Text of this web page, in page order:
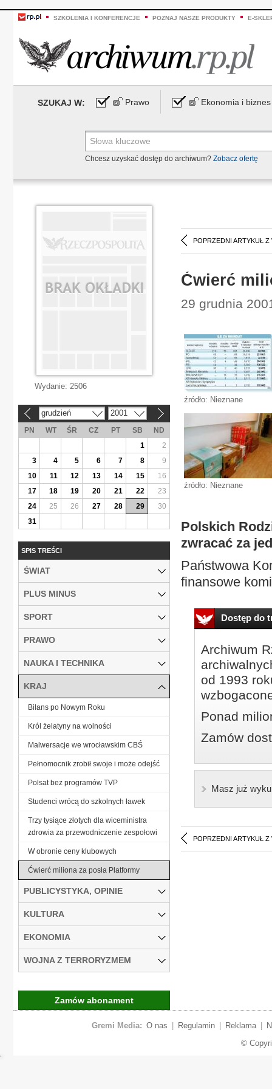
SZKOLENIA I KONFERENCJE POZNAJ NASZE PRODUKTY E-
SZUKAJ W: Prawo Ekonomia i biznes
Chcesz uzyskać dostęp do archiwum? Zobacz ofertę
POPRZEDNI ARTYKUŁ Z
Ćwierć
29 grudnia
źródło: Nieznane
źródło: Nieznane
Polskich
zwracać za
Państwowa
finansowe
Dostęp do
Archiwum
od 1993
Ponad
Zamów
Masz już
POPRZEDNI ARTYKUŁ Z
Wydanie: 2506
grudzień 2001
PN WT ŚR CZ PT SB
ND
1
2
3
4 5 6 7 8
9
10
11 12 13 14 15
16
17
18 19 20 21 22
23
24
25 26 27 28 29
30
31
SPIS TREŚCI
ŚWIAT
PLUS MINUS
SPORT
PRAWO
NAUKA I TECHNIKA
KRAJ
Bilans po Nowym Roku
Król żelatyny na wolności
Malwersacje we wrocławskim CBŚ
Pełnomocnik zrobił swoje i może odejść
Polsat bez programów TVP
Studenci wrócą do szkolnych ławek
Trzy tysiące złotych dla wiceministra
zdrowia za przewodniczenie zespołowi
W obronie ceny klubowych
Ćwierć miliona za posła Platformy
PUBLICYSTYKA, OPINIE
KULTURA
EKONOMIA
WOJNA Z TERRORYZMEM
Zamów abonament
Gremi Media: O nas Regulamin Reklama
©